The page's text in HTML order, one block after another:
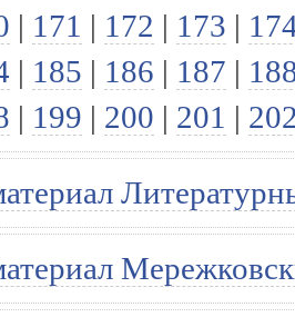
| 171 | 172 | 173 |
| 185 | 186 | 187 |
| 199 | 200 | 201 |